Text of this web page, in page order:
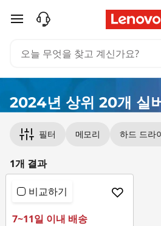
실
트
구
매
주요 콘텐츠로 건너뛰기
2024년 상위 20개 실
필터 메모리 하드 드라
1개 결과
비교하기
7~11일 이내 배송